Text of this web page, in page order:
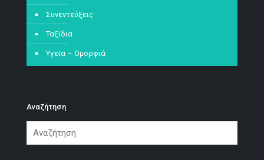
Συνεντεύξεις
Ταξίδια
Υγεία – Ομορφιά
Αναζήτηση